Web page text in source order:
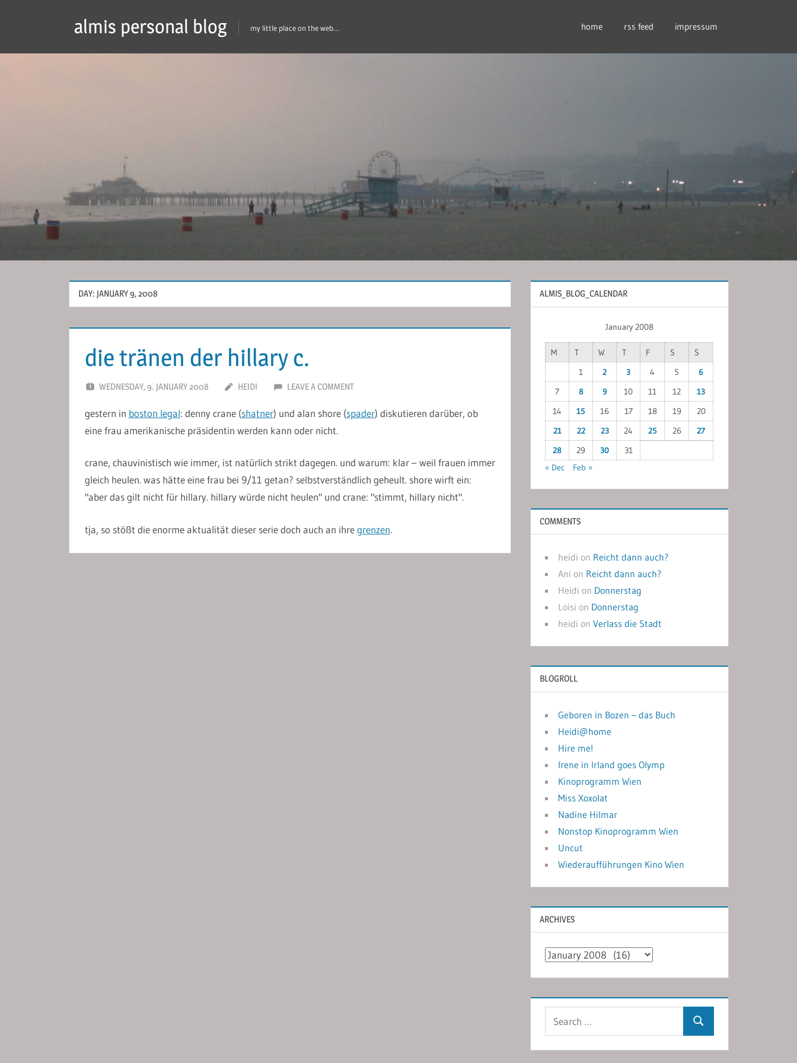
almis personal blog my little place on the web… home rss feed impressum
DAY: JANUARY 9, 2008
die tränen der hillary c.
WEDNESDAY, 9. JANUARY 2008 HEIDI LEAVE A COMMENT
gestern in boston legal: denny crane (shatner) und alan shore (spader) diskutieren darüber, ob
eine frau amerikanische präsidentin werden kann oder nicht.
crane, chauvinistisch wie immer, ist natürlich strikt dagegen. und warum: klar – weil frauen immer
gleich heulen. was hätte eine frau bei 9/11 getan? selbstverständlich geheult. shore wirft ein:
"aber das gilt nicht für hillary. hillary würde nicht heulen" und crane: "stimmt, hillary nicht".
tja, so stößt die enorme aktualität dieser serie doch auch an ihregrenzen.
ALMIS_BLOG_CALENDAR
January 2008
M T W T F S
S
1
2 3 4 5
6
7
8 9 10 11 12
13
14
15 16 17 18 19
20
21
22 23 24 25 26
27
28
29 30
31
« Dec
Feb »
COMMENTS
heidi on Reicht dann auch?
Ani on Reicht dann auch?
Heidi on Donnerstag
Loisi on Donnerstag
heidi onVerlass die Stadt
BLOGROLL
Geboren in Bozen – das Buch
Heidi@home
Hire me!
Irene in Irland goes Olymp
Kinoprogramm Wien
Miss Xoxolat
Nadine Hilmar
Nonstop Kinoprogramm Wien
Uncut
Wiederaufführungen Kino Wien
ARCHIVES
Archives
Search